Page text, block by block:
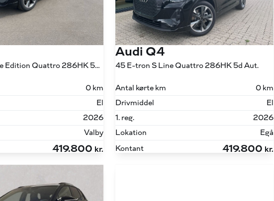
45 E-tron S Line Edition Quattro 286HK 5d Aut.
0 km
El
2026
Valby
419.800 kr.
Audi Q4
45 E-tron S Line Quattro 286HK 5d Aut.
Antal kørte km
0 km
Drivmiddel
El
1. reg.
2026
Lokation
Egå
Kontant
419.800 kr.